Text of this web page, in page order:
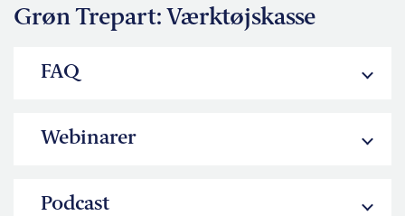
Grøn Trepart: Værktøjskasse
FAQ
Webinarer
Podcast